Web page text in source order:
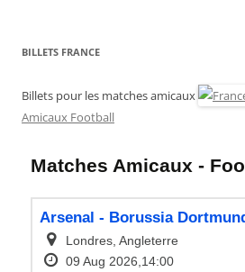
BILLETS FRANCE
Billets pour les matches amicaux
Amicaux Football